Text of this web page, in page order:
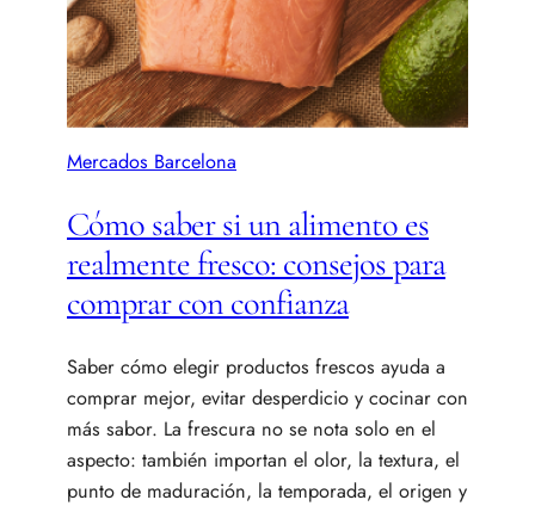
Mercados Barcelona
Cómo saber si un alimento es
realmente fresco: consejos para
comprar con confianza
Saber cómo elegir productos frescos ayuda a
comprar mejor, evitar desperdicio y cocinar con
más sabor. La frescura no se nota solo en el
aspecto: también importan el olor, la textura, el
punto de maduración, la temporada, el origen y